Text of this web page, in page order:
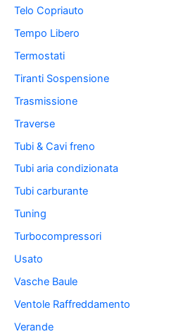
Telo Copriauto
Tempo Libero
Termostati
Tiranti Sospensione
Trasmissione
Traverse
Tubi & Cavi freno
Tubi aria condizionata
Tubi carburante
Tuning
Turbocompressori
Usato
Vasche Baule
Ventole Raffreddamento
Verande